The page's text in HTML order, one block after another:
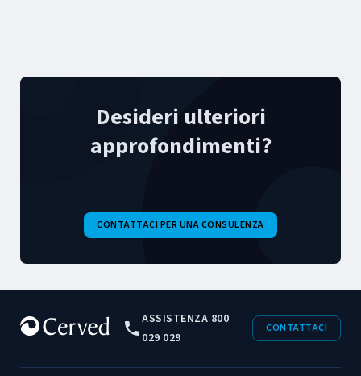
Desideri ulteriori
approfondimenti?
CONTATTACI PER UNA CONSULENZA
ASSISTENZA 800
029 029
CONTATTACI